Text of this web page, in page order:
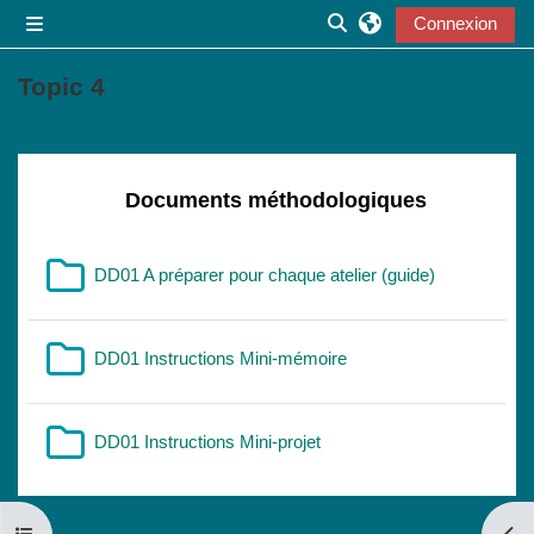
Activer/désactiver la
Connexion
Topic 4
Documents méthodologiques
DD01 A préparer pour chaque atelier (guide)
DD01 Instructions Mini-mémoireDossier
DD01 Instructions Mini-projetDossier